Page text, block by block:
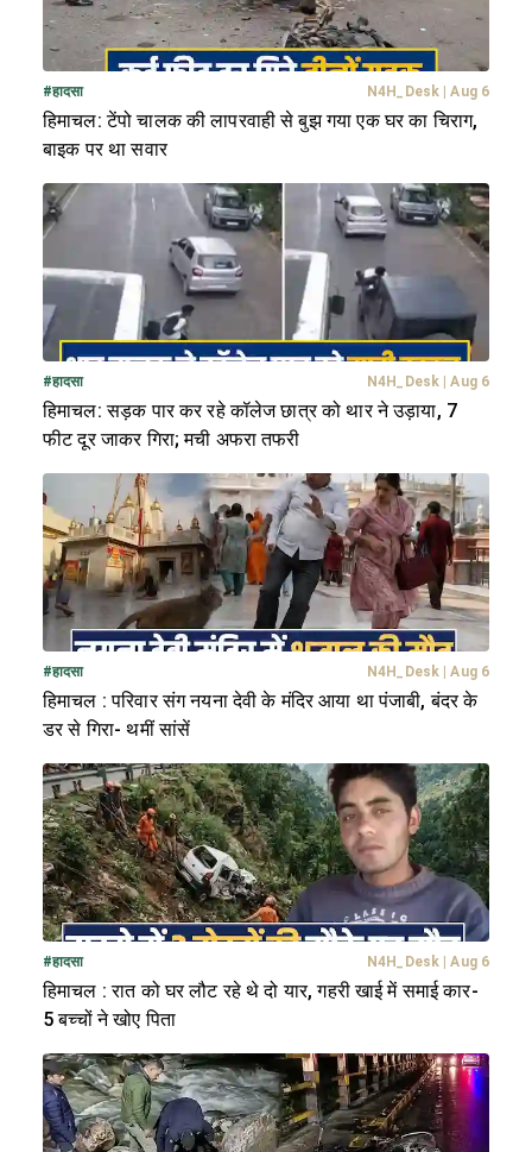
#हादसा N4H_Desk | Aug 6
हिमाचल: टेंपो चालक की लापरवाही से बुझ गया एक घर का चिराग,
बाइक पर था सवार
#हादसा N4H_Desk | Aug 6
हिमाचल: सड़क पार कर रहे कॉलेज छात्र को थार ने उड़ाया, 7
फीट दूर जाकर गिरा; मची अफरा तफरी
#हादसा N4H_Desk | Aug 6
हिमाचल : परिवार संग नयना देवी के मंदिर आया था पंजाबी, बंदर के
डर से गिरा- थमीं सांसें
#हादसा N4H_Desk | Aug 6
हिमाचल : रात को घर लौट रहे थे दो यार, गहरी खाई में समाई कार-
5 बच्चों ने खोए पिता